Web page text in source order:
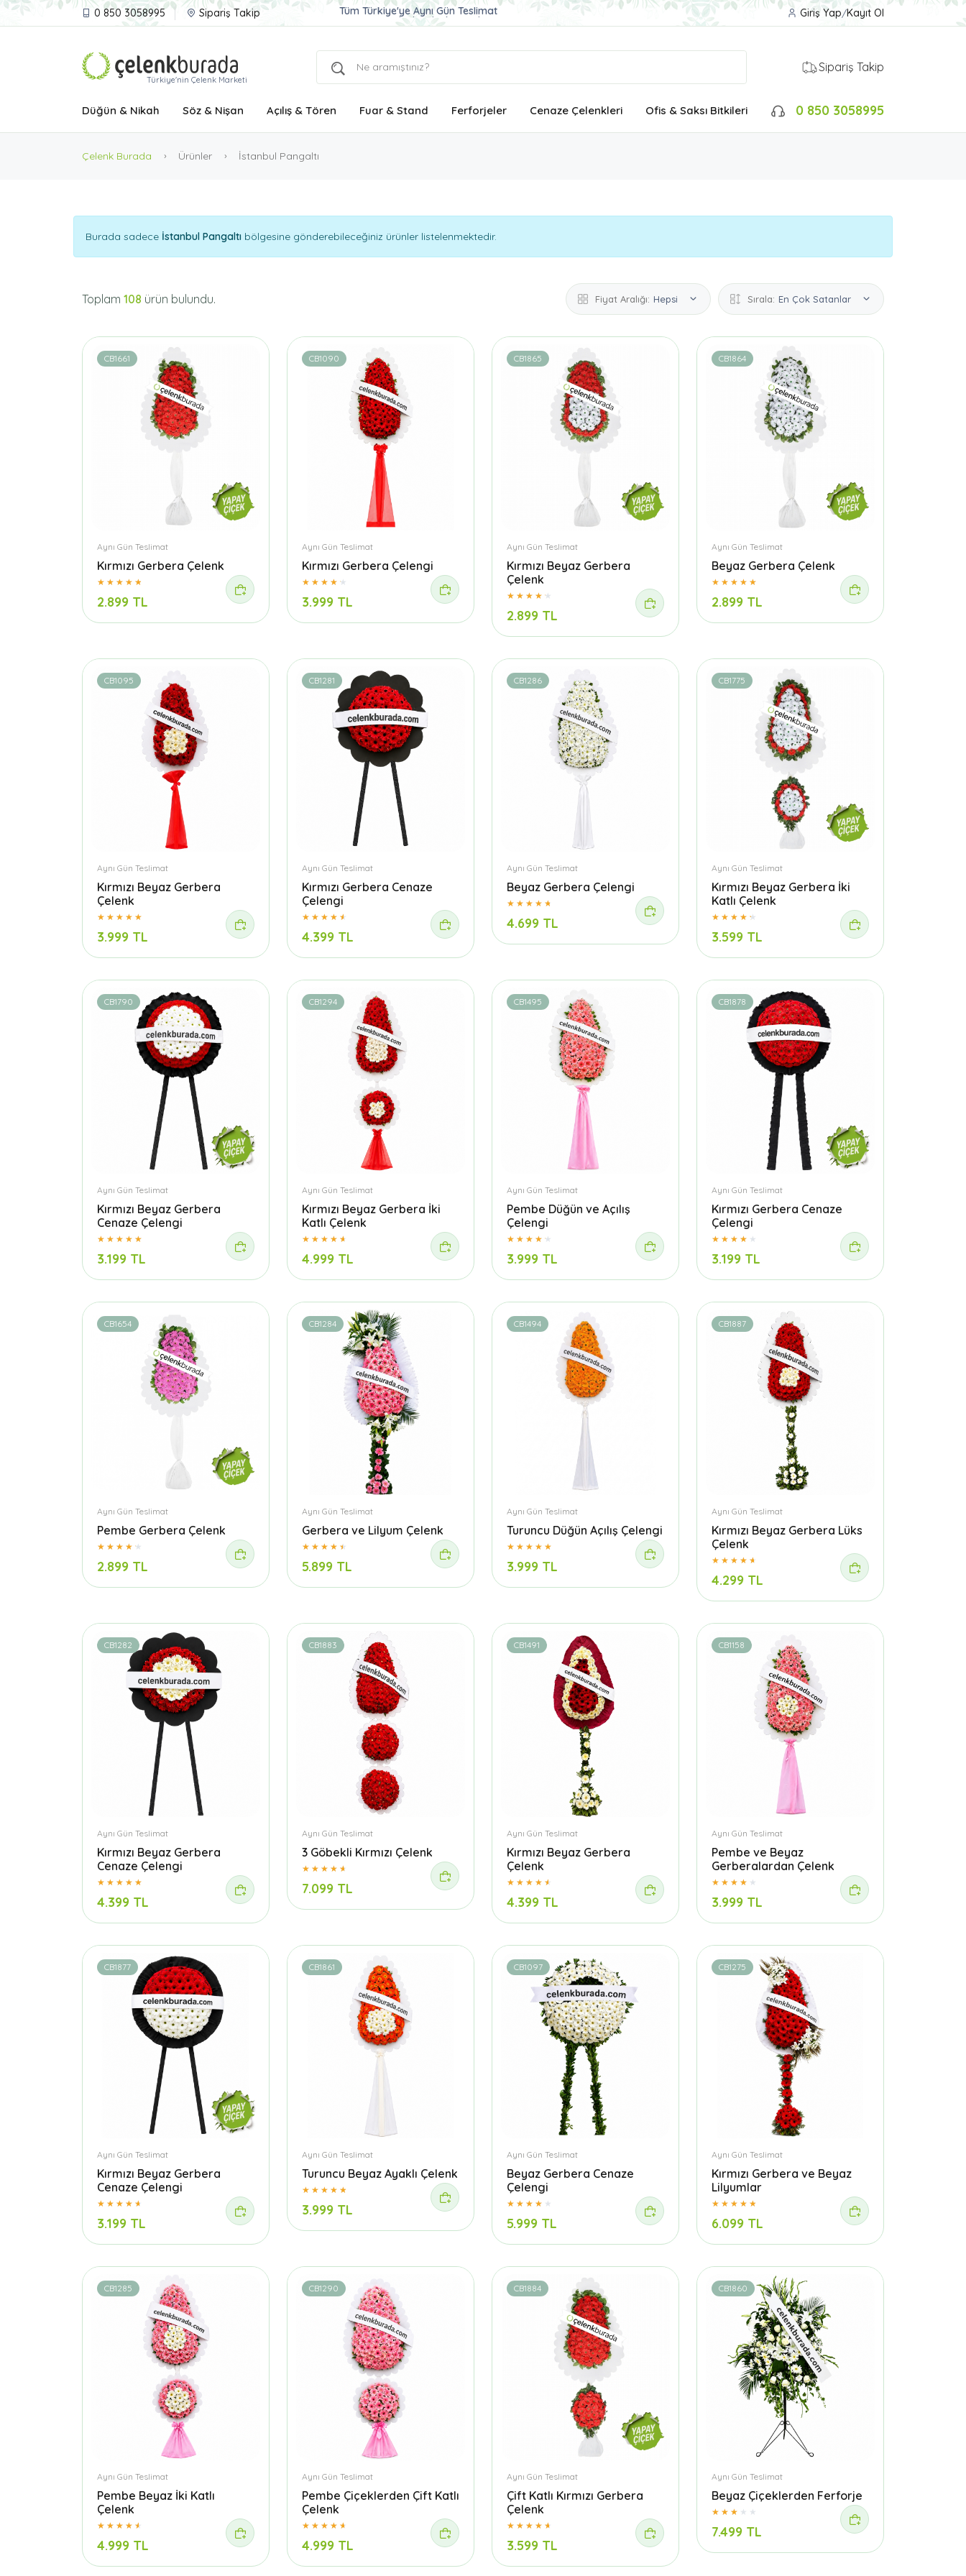
0 850 3058995 Sipariş Takip Ucuz ve Kaliteli Çelenk Gönder
Aynı Gün Teslimat Çelenk Siparişi
Tüm Türkiye'ye Aynı Gün Teslimat
Giriş Yap/Kayıt Ol
Türkiye'nin Çelenk Marketi
Sipariş Takip
Düğün & Nikah Söz & Nişan Açılış & Tören Fuar & Stand Ferforjeler Cenaze Çelenkleri Ofis & Saksı Bitkileri 0 850 3058995
Çelenk Burada Ürünler İstanbul Pangaltı
Burada sadece İstanbul Pangaltı bölgesine gönderebileceğiniz ürünler listelenmektedir.
Toplam 108 ürün bulundu. Fiyat Aralığı: Hepsi Sırala: En Çok Satanlar
CB1661
Aynı Gün Teslimat
Kırmızı Gerbera Çelenk
2.899 TL
CB1090
Aynı Gün Teslimat
Kırmızı Gerbera Çelengi
3.999 TL
CB1865
Aynı Gün Teslimat
Kırmızı Beyaz Gerbera
Çelenk
2.899 TL
CB1864
Aynı Gün Teslimat
Beyaz Gerbera Çelenk
2.899 TL
CB1095
Aynı Gün Teslimat
Kırmızı Beyaz Gerbera
Çelenk
3.999 TL
CB1281
Aynı Gün Teslimat
Kırmızı Gerbera Cenaze
Çelengi
4.399 TL
CB1286
Aynı Gün Teslimat
Beyaz Gerbera Çelengi
4.699 TL
CB1775
Aynı Gün Teslimat
Kırmızı Beyaz Gerbera İki
Katlı Çelenk
3.599 TL
CB1790
Aynı Gün Teslimat
Kırmızı Beyaz Gerbera
Cenaze Çelengi
3.199 TL
CB1294
Aynı Gün Teslimat
Kırmızı Beyaz Gerbera İki
Katlı Çelenk
4.999 TL
CB1495
Aynı Gün Teslimat
Pembe Düğün ve Açılış
Çelengi
3.999 TL
CB1878
Aynı Gün Teslimat
Kırmızı Gerbera Cenaze
Çelengi
3.199 TL
CB1654
Aynı Gün Teslimat
Pembe Gerbera Çelenk
2.899 TL
CB1284
Aynı Gün Teslimat
Gerbera ve Lilyum Çelenk
5.899 TL
CB1494
Aynı Gün Teslimat
Turuncu Düğün Açılış Çelengi
3.999 TL
CB1887
Aynı Gün Teslimat
Kırmızı Beyaz Gerbera Lüks
Çelenk
4.299 TL
CB1282
Aynı Gün Teslimat
Kırmızı Beyaz Gerbera
Cenaze Çelengi
4.399 TL
CB1883
Aynı Gün Teslimat
3 Göbekli Kırmızı Çelenk
7.099 TL
CB1491
Aynı Gün Teslimat
Kırmızı Beyaz Gerbera
Çelenk
4.399 TL
CB1158
Aynı Gün Teslimat
Pembe ve Beyaz
Gerberalardan Çelenk
3.999 TL
CB1877
Aynı Gün Teslimat
Kırmızı Beyaz Gerbera
Cenaze Çelengi
3.199 TL
CB1861
Aynı Gün Teslimat
Turuncu Beyaz Ayaklı Çelenk
3.999 TL
CB1097
Aynı Gün Teslimat
Beyaz Gerbera Cenaze
Çelengi
5.999 TL
CB1275
Aynı Gün Teslimat
Kırmızı Gerbera ve Beyaz
Lilyumlar
6.099 TL
CB1285
Aynı Gün Teslimat
Pembe Beyaz İki Katlı
Çelenk
4.999 TL
CB1290
Aynı Gün Teslimat
Pembe Çiçeklerden Çift Katlı
Çelenk
4.999 TL
CB1884
Aynı Gün Teslimat
Çift Katlı Kırmızı Gerbera
Çelenk
3.599 TL
CB1860
Aynı Gün Teslimat
Beyaz Çiçeklerden Ferforje
7.499 TL